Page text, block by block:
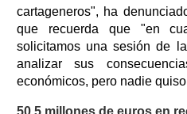
cartageneros", ha
que recuerda que "en
solicitamos una sesión de
analizar sus
económicos, pero nadie
50,5 millones de euros en